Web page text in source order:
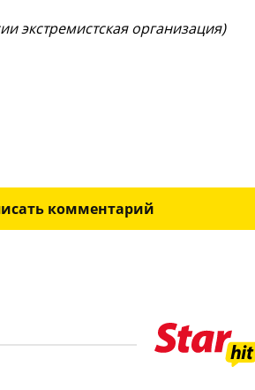
экстремистская организация)
комментарий